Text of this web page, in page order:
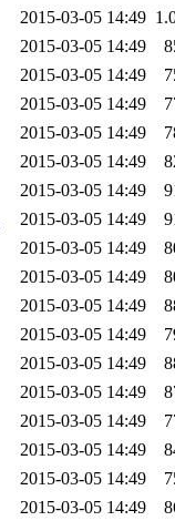
2015-03-05 14:49
2015-03-05 14:49
2015-03-05 14:49
2015-03-05 14:49
2015-03-05 14:49
2015-03-05 14:49
2015-03-05 14:49
2015-03-05 14:49
2015-03-05 14:49
2015-03-05 14:49
2015-03-05 14:49
2015-03-05 14:49
2015-03-05 14:49
2015-03-05 14:49
2015-03-05 14:49
2015-03-05 14:49
2015-03-05 14:49
2015-03-05 14:49